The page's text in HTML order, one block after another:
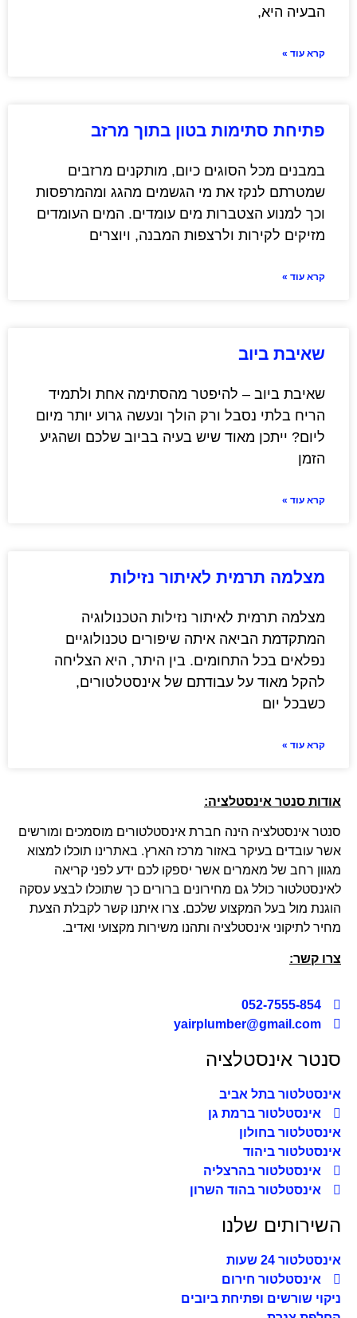
הבעיה היא,
קרא עוד »
פתיחת סתימות בטון בתוך מרזב
במבנים מכל הסוגים כיום, מותקנים מרזבים
שמטרתם לנקז את מי הגשמים מהגג ומהמרפסות
וכך למנוע הצטברות מים עומדים. המים העומדים
מזיקים לקירות ולרצפות המבנה, ויוצרים
קרא עוד »
שאיבת ביוב
שאיבת ביוב – להיפטר מהסתימה אחת ולתמיד
הריח בלתי נסבל ורק הולך ונעשה גרוע יותר מיום
ליום? ייתכן מאוד שיש בעיה בביוב שלכם ושהגיע
הזמן
קרא עוד »
מצלמה תרמית לאיתור נזילות
מצלמה תרמית לאיתור נזילות הטכנולוגיה
המתקדמת הביאה איתה שיפורים טכנולוגיים
נפלאים בכל התחומים. בין היתר, היא הצליחה
להקל מאוד על עבודתם של אינסטלטורים,
כשבכל יום
קרא עוד »
אודות סנטר אינסטלציה:
סנטר אינסטלציה הינה חברת אינסטלטורים מוסמכים ומורשים
אשר עובדים בעיקר באזור מרכז הארץ. באתרינו תוכלו למצוא
מגוון רחב של מאמרים אשר יספקו לכם ידע לפני קריאה
לאינסטלטור כולל גם מחירונים ברורים כך שתוכלו לבצע עסקה
הוגנת מול בעל המקצוע שלכם. צרו איתנו קשר לקבלת הצעת
מחיר לתיקוני אינסטלציה ותהנו משירות מקצועי ואדיב.
צרו קשר:
052-7555-854
yairplumber@gmail.com
סנטר אינסטלציה
אינסטלטור בתל אביב
אינסטלטור ברמת גן
אינסטלטור בחולון
אינסטלטור ביהוד
אינסטלטור בהרצליה
אינסטלטור בהוד השרון
השירותים שלנו
אינסטלטור 24 שעות
אינסטלטור חירום
ניקוי שורשים ופתיחת ביובים